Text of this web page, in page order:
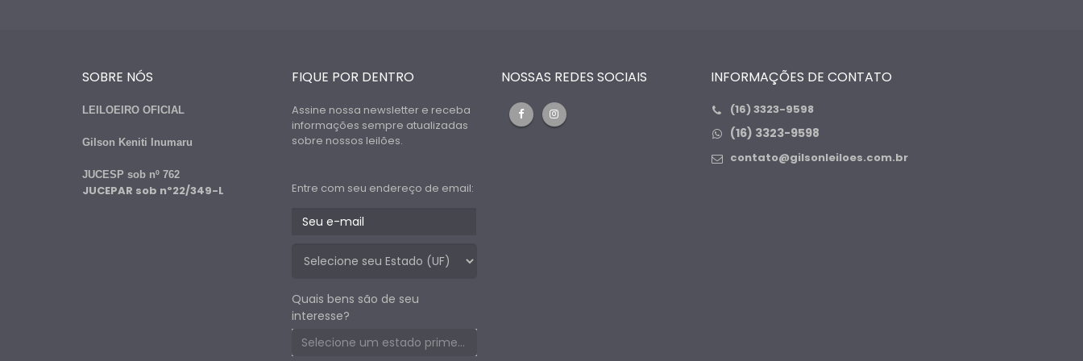
SOBRE NÓS
LEILOEIRO OFICIAL
Gilson Keniti Inumaru
JUCESP sob nº 762
JUCEPAR sob nº22/349-L
FIQUE POR DENTRO
Assine nossa newsletter e receba
informações sempre atualizadas
sobre nossos leilões.
Entre com seu endereço de email:
Quais bens são de seu
interesse?
Selecione um estado primeiro
NOSSAS REDES SOCIAIS INFORMAÇÕES DE CONTATO
(16) 3323-9598
(16) 3323-9598
contato@gilsonleiloes.com.br